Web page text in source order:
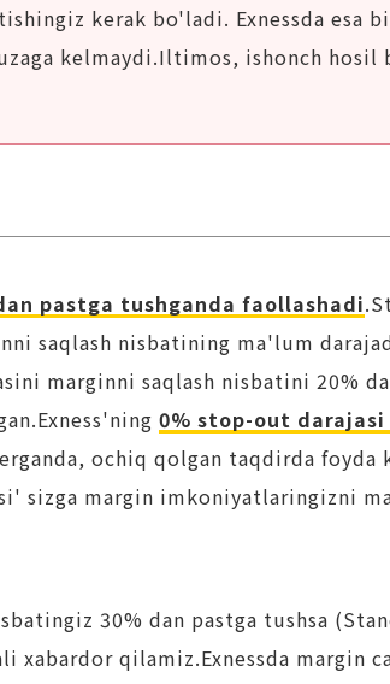
kerak bo'ladi. Exnessda esa
kelmaydi.Iltimos, ishonch
pastga tushganda faollashadi
saqlash nisbatining ma'lum
marginni saqlash nisbatini 20%
0% stop-out
ochiq qolgan taqdirda
sizga margin imkoniyatlaringizni
30% dan pastga tushsa
qilamiz.Exnessda margin